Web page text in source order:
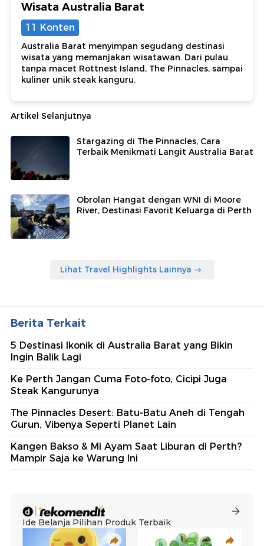
Wisata Australia Barat
11 Konten
Australia Barat menyimpan segudang destinasi
wisata yang memanjakan wisatawan. Dari pulau
tanpa macet Rottnest Island, The Pinnacles, sampai
kuliner unik steak kanguru.
Artikel Selanjutnya
Stargazing di The Pinnacles, Cara
Terbaik Menikmati Langit Australia Barat
Obrolan Hangat dengan WNI di Moore
River, Destinasi Favorit Keluarga di Perth
Lihat Travel Highlights Lainnya
Berita Terkait
5 Destinasi Ikonik di Australia Barat yang Bikin
Ingin Balik Lagi
Ke Perth Jangan Cuma Foto-foto, Cicipi Juga
Steak Kangurunya
The Pinnacles Desert: Batu-Batu Aneh di Tengah
Gurun, Vibenya Seperti Planet Lain
Kangen Bakso & Mi Ayam Saat Liburan di Perth?
Mampir Saja ke Warung Ini